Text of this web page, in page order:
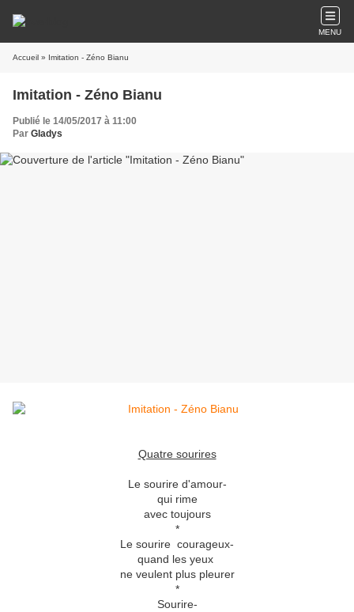
MENU
Accueil » Imitation - Zéno Bianu
Imitation - Zéno Bianu
Publié le 14/05/2017 à 11:00
Par Gladys
Quatre sourires
Le sourire d'amour-
qui rime
avec toujours
*
Le sourire courageux-
quand les yeux
ne veulent plus pleurer
*
Sourire-